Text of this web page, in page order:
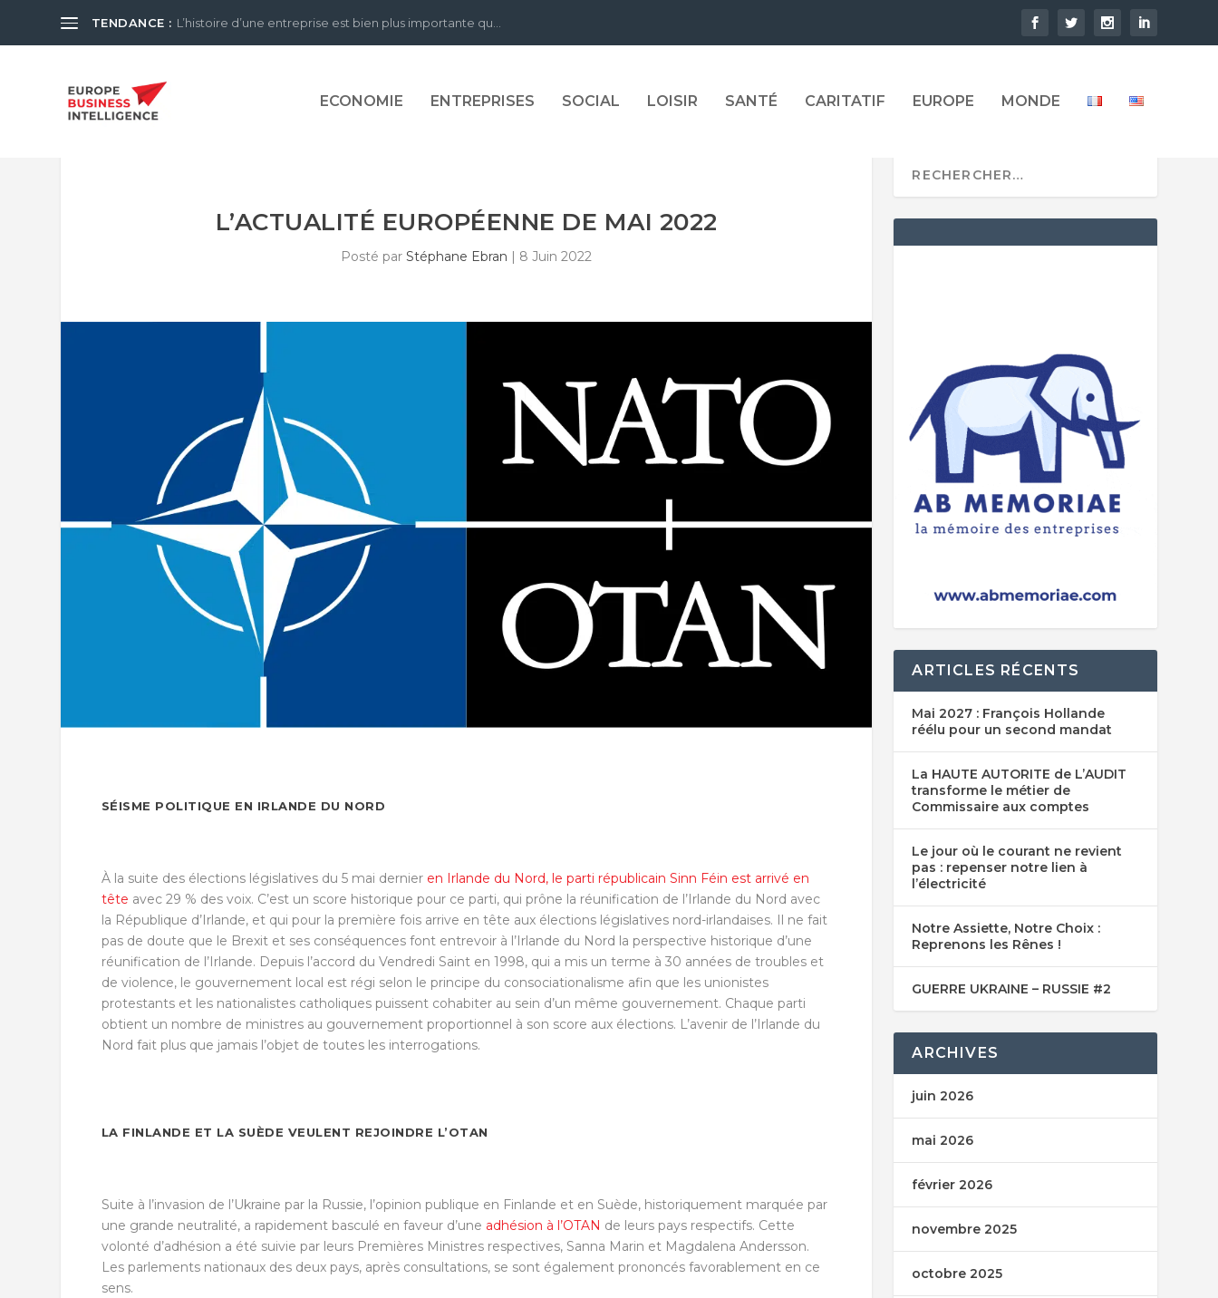
TENDANCE : L’histoire d’une entreprise est bien plus importante qu...
ECONOMIE ENTREPRISES SOCIAL LOISIR SANTÉ CARITATIF EUROPE MONDE
L’ACTUALITÉ EUROPÉENNE DE MAI 2022
Posté parStéphane Ebran | 8 Juin 2022
SÉISME POLITIQUE EN IRLANDE DU NORD
À la suite des élections législatives du 5 mai dernier en Irlande du Nord, le parti républicain Sinn Féin est arrivé en
tête avec 29 % des voix. C’est un score historique pour ce parti, qui prône la réunification de l’Irlande du Nord avec
la République d’Irlande, et qui pour la première fois arrive en tête aux élections législatives nord-irlandaises. Il ne fait
pas de doute que le Brexit et ses conséquences font entrevoir à l’Irlande du Nord la perspective historique d’une
réunification de l’Irlande. Depuis l’accord du Vendredi Saint en 1998, qui a mis un terme à 30 années de troubles et
de violence, le gouvernement local est régi selon le principe du consociationalisme afin que les unionistes
protestants et les nationalistes catholiques puissent cohabiter au sein d’un même gouvernement. Chaque parti
obtient un nombre de ministres au gouvernement proportionnel à son score aux élections. L’avenir de l’Irlande du
Nord fait plus que jamais l’objet de toutes les interrogations.
LA FINLANDE ET LA SUÈDE VEULENT REJOINDRE L’OTAN
Suite à l’invasion de l’Ukraine par la Russie, l’opinion publique en Finlande et en Suède, historiquement marquée par
une grande neutralité, a rapidement basculé en faveur d’une adhésion à l’OTAN de leurs pays respectifs. Cette
volonté d’adhésion a été suivie par leurs Premières Ministres respectives, Sanna Marin et Magdalena Andersson.
Les parlements nationaux des deux pays, après consultations, se sont également prononcés favorablement en ce
sens.
ARTICLES RÉCENTS
Mai 2027 : François Hollande
réélu pour un second mandat
La HAUTE AUTORITE de L’AUDIT
transforme le métier de
Commissaire aux comptes
Le jour où le courant ne revient
pas : repenser notre lien à
l’électricité
Notre Assiette, Notre Choix :
Reprenons les Rênes !
GUERRE UKRAINE – RUSSIE #2
ARCHIVES
juin 2026
mai 2026
février 2026
novembre 2025
octobre 2025